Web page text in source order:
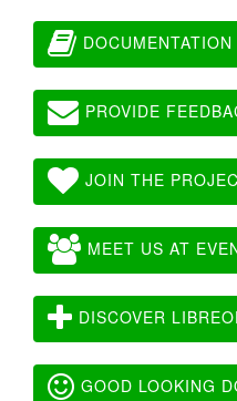
DOCUMENTATION
PROVIDE
JOIN THE
MEET US AT
DISCOVER
GOOD LOOKING